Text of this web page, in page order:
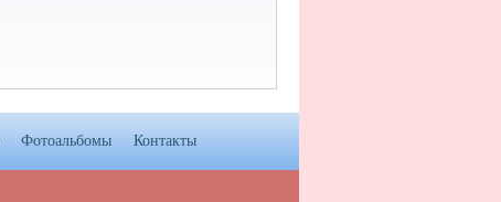
Фотоальбомы Контакты